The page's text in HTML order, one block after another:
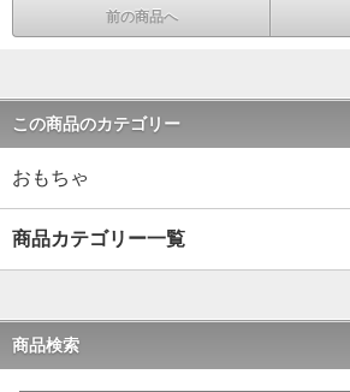
前の商品へ
この商品のカテゴリー
おもちゃ
商品カテゴリー一覧
商品検索